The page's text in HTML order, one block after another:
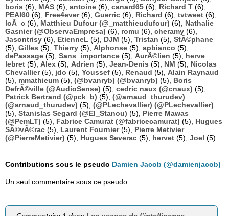
boris (6), MAS (6), antoine (6), canard65 (6), Richard T (6),
PEAI60 (6), Free4ever(6), Guerric (6), Richard (6), tvtweet (6),
loÃ¯c (6), Matthieu Dufour (@_matthieudufour) (6), Nathalie
Gasnier (@ObservaEmpresa) (6), romu (6), cheramy (6),
Jasontrisy (6), EtienneL (5), DJM (5), Tristan (5), StÃ©phane
(5), Gilles (5), Thierry (5), Alphonse (5), apbianco (5),
dePassage (5), Sans_importance (5), AurÃ©lien (5), herve
lebret (5), Alex (5), Adrien (5), Jean-Denis (5), NM (5), Nicolas
Chevallier(5), jdo (5), Youssef (5), Renaud (5), Alain Raynaud
(5), mmathieum (5), (@bvanryb) (@bvanryb) (5), Boris
DefrÃ©ville (@AudioSense) (5), cedric naux (@cnaux) (5),
Patrick Bertrand (@pck_b) (5), (@arnaud_thurudev)
(@arnaud_thurudev) (5), (@PLechevallier) (@PLechevallier)
(5), Stanislas Segard (@El_Stanou) (5), Pierre Mawas
(@PemLT) (5), Fabrice Camurat (@fabricecamurat) (5), Hugues
SÃ©vÃ©rac (5), Laurent Fournier(5), Pierre Metivier
(@PierreMetivier) (5), Hugues Severac (5), hervet (5), Joel (5)
Contributions sous le pseudo Damien Jacob (@damienjacob)
Un seul commentaire sous ce pseudo.